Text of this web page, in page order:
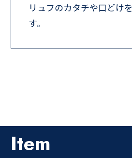
リュフのカタチや口どけ
す。
Item